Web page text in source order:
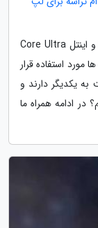
تراشه های سری اسنپدراگون ایکس الیت، اپل M3 و اینتل Core Ultra
استفاده قرار
یکدیگر دارند و
در ادامه همراه ما